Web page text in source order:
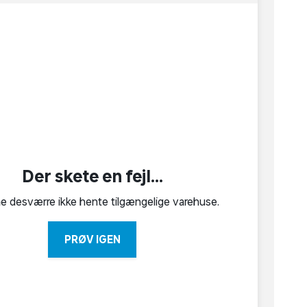
Der skete en fejl...
desværre ikke hente tilgængelige varehuse.
PRØV IGEN